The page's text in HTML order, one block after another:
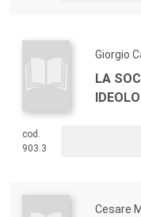
Giorgio
LA
cod.
903.3
Cesare